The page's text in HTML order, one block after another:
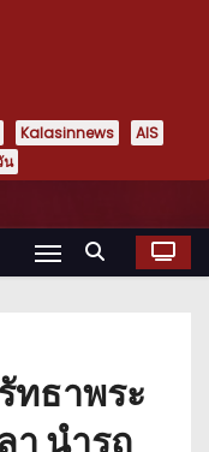
Kalasinnews
AIS
น
ทธาพระ
า นำรถ